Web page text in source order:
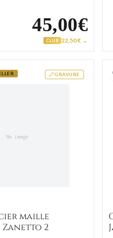
45,00€
CLUB 22,50 € →
strass GRAVURE
Bracelet acier maille
maille
2